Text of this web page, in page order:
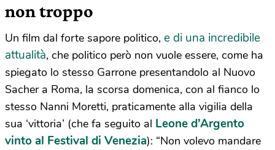
non troppo
Un film dal forte sapore politico, e di una incredibile
attualità, che politico però non vuole essere, come ha
spiegato lo stesso Garrone presentandolo al Nuovo
Sacher a Roma, la scorsa domenica, con al fianco lo
stesso Nanni Moretti, praticamente alla vigilia della
sua ‘vittoria’ (che fa seguito al Leone d’Argento
vinto al Festival di Venezia): “Non volevo mandare